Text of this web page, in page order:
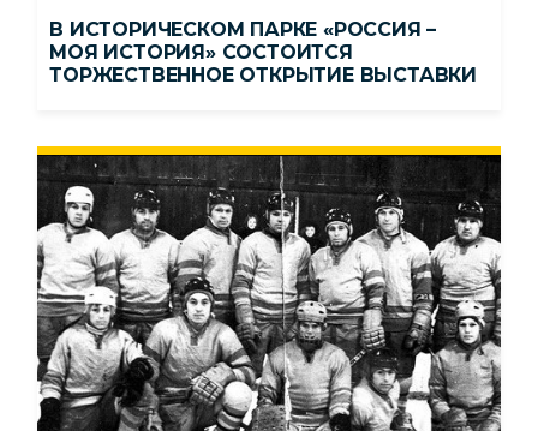
В ИСТОРИЧЕСКОМ ПАРКЕ «РОССИЯ –
МОЯ ИСТОРИЯ» СОСТОИТСЯ
ТОРЖЕСТВЕННОЕ ОТКРЫТИЕ ВЫСТАВКИ